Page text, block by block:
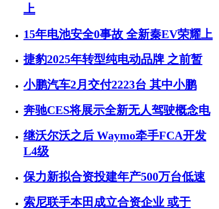
上
15年电池安全0事故 全新秦EV荣耀上
捷豹2025年转型纯电动品牌 之前暂
小鹏汽车2月交付2223台 其中小鹏
奔驰CES将展示全新无人驾驶概念电
继沃尔沃之后 Waymo牵手FCA开发
L4级
保力新拟合资投建年产500万台低速
索尼联手本田成立合资企业 或于